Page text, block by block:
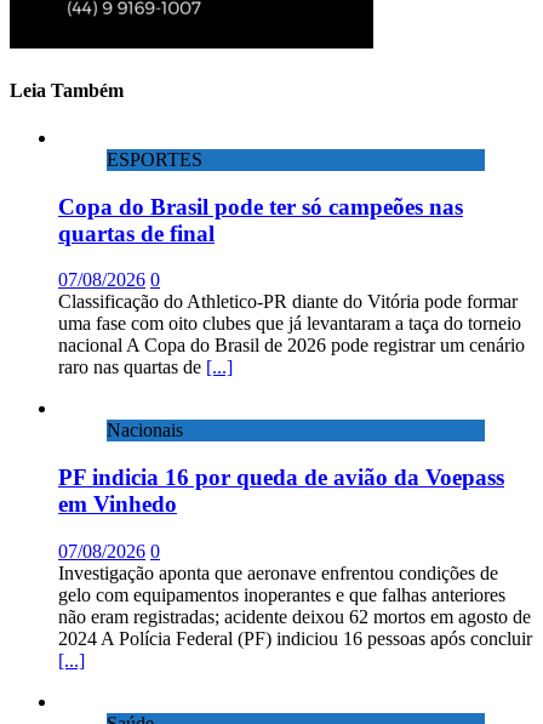
Leia Também
ESPORTES
Copa do Brasil pode ter só campeões nas
quartas de final
07/08/2026 0
Classificação do Athletico-PR diante do Vitória pode formar
uma fase com oito clubes que já levantaram a taça do torneio
nacional A Copa do Brasil de 2026 pode registrar um cenário
raro nas quartas de [...]
Nacionais
PF indicia 16 por queda de avião da Voepass
em Vinhedo
07/08/2026 0
Investigação aponta que aeronave enfrentou condições de
gelo com equipamentos inoperantes e que falhas anteriores
não eram registradas; acidente deixou 62 mortos em agosto de
2024 A Polícia Federal (PF) indiciou 16 pessoas após concluir
[...]